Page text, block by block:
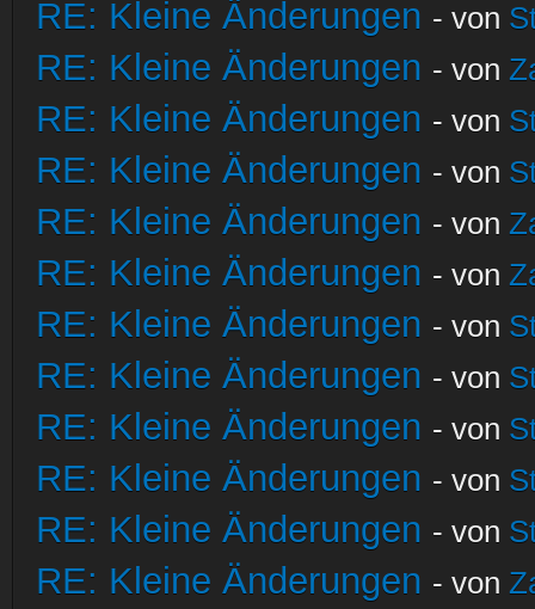
RE: Kleine Änderungen - von
RE: Kleine Änderungen - von
RE: Kleine Änderungen - von
RE: Kleine Änderungen - von
RE: Kleine Änderungen - von
RE: Kleine Änderungen - von
RE: Kleine Änderungen - von
RE: Kleine Änderungen - von
RE: Kleine Änderungen - von
RE: Kleine Änderungen - von
RE: Kleine Änderungen - von
RE: Kleine Änderungen - von